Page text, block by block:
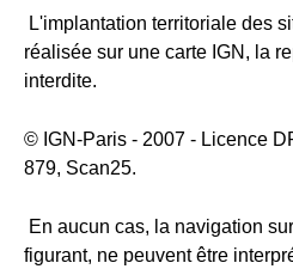
L'implantation territoriale des
réalisée sur une carte IGN, la
interdite.
© IGN-Paris - 2007 - Licence
879, Scan25.
En aucun cas, la navigation
figurant, ne peuvent être